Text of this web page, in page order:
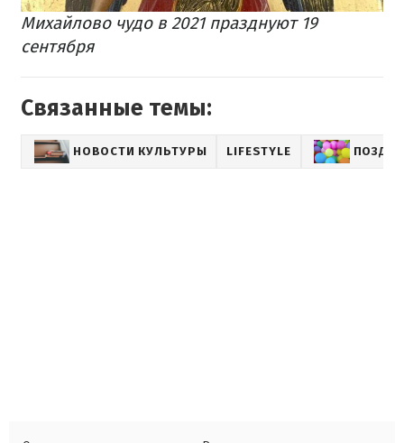
Михайлово чудо в 2021 празднуют 19
сентября
Связанные темы:
НОВОСТИ КУЛЬТУРЫ LIFESTYLE